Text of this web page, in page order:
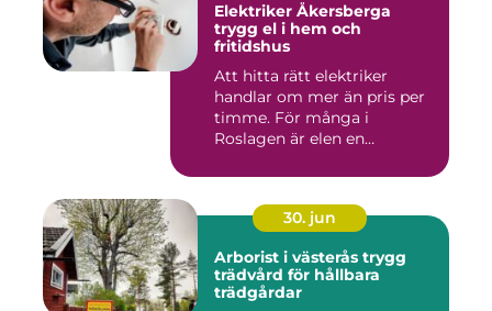
Elektriker Åkersberga
trygg el i hem och
fritidshus
Att hitta rätt elektriker
handlar om mer än pris per
timme. För många i
Roslagen är elen en
30. jun
Arborist i västerås trygg
trädvård för hållbara
trädgårdar